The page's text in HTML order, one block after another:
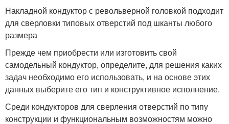
Накладной кондуктор с револьверной головкой подходит
для сверловки типовых отверстий под шканты любого
размера
Прежде чем приобрести или изготовить свой
самодельный кондуктор, определите, для решения каких
задач необходимо его использовать, и на основе этих
данных выберите его тип и конструктивное исполнение.
Среди кондукторов для сверления отверстий по типу
конструкции и функциональным возможностям можно